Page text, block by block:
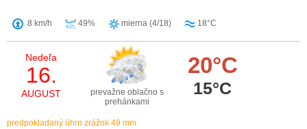
8 km/h 49% mierna (4/18) 18°C
Nedeľa
16.
AUGUST
prevažne oblačno s
prehánkami
20°C
15°C
predpokladaný úhrn zrážok 49 mm